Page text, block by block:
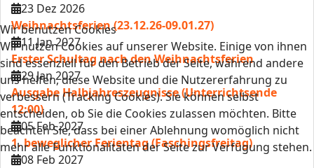
23 Dez 2026
Weihnachtsferien (23.12.26-09.01.27)
11 Jan 2027
Erster Schultag nach den Weihnachtsferien
29 Jan 2027
Ausgabe Halbjahreszeugnisse (Unterrichtsende
12:00)
05 Feb 2027
1. beweglicher Ferientag (Faschingsfreitag)
08 Feb 2027
Wir benutzen Cookies
Wir nutzen Cookies auf unserer Website. Einige von ihnen
sind essenziell für den Betrieb der Seite, während andere
uns helfen, diese Website und die Nutzererfahrung zu
verbessern (Tracking Cookies). Sie können selbst
entscheiden, ob Sie die Cookies zulassen möchten. Bitte
beachten Sie, dass bei einer Ablehnung womöglich nicht
mehr alle Funktionalitäten der Seite zur Verfügung stehen.